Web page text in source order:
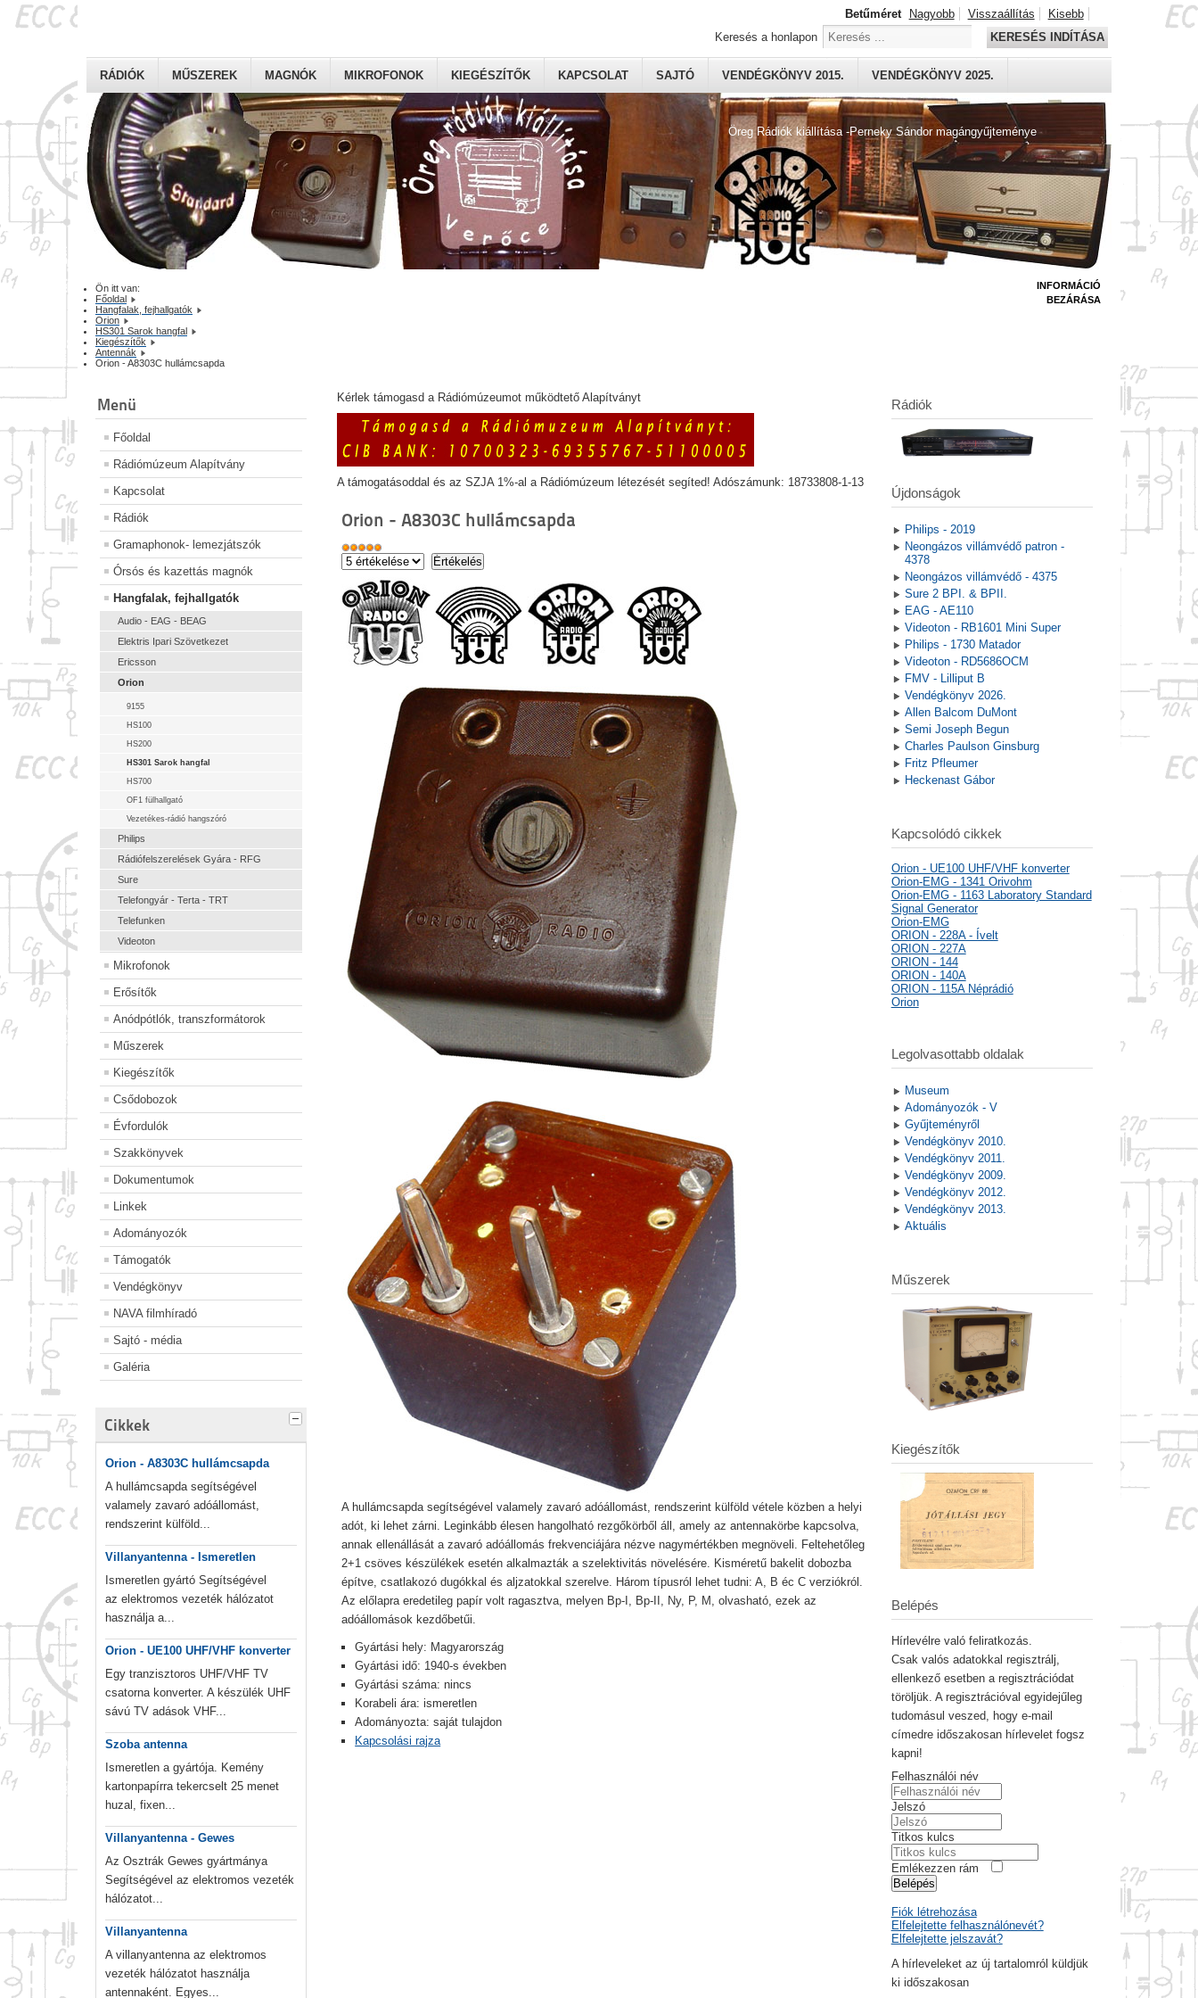
Öreg Rádiók kiállítása -Perneky Sándor magángyűjteménye
RÁDIÓK MŰSZEREK MAGNÓK MIKROFONOK KIEGÉSZÍTŐK KAPCSOLAT SAJTÓ VENDÉGKÖNYV 2015. VENDÉGKÖNYV 2025.
Betűméret Nagyobb Visszaállítás
Kisebb
Keresés a honlapon
KERESÉS INDÍTÁSA
Ön itt van:
Főoldal
Hangfalak, fejhallgatók
Orion
HS301 Sarok hangfal
Kiegészítők
Antennák
Orion - A8303C hullámcsapda
Menü
Főoldal
Rádiómúzeum Alapítvány
Kapcsolat
Rádiók
Gramaphonok- lemezjátszók
Órsós és kazettás magnók
Hangfalak, fejhallgatók
Audio - EAG - BEAG
Elektris Ipari Szövetkezet
Ericsson
Orion
9155
HS100
HS200
HS301 Sarok hangfal
HS700
OF1 fülhallgató
Vezetékes-rádió hangszóró
Philips
Rádiófelszerelések Gyára - RFG
Sure
Telefongyár - Terta - TRT
Telefunken
Videoton
Mikrofonok
Erősítők
Anódpótlók, transzformátorok
Műszerek
Kiegészítők
Csődobozok
Évfordulók
Szakkönyvek
Dokumentumok
Linkek
Adományozók
Támogatók
Vendégkönyv
NAVA filmhíradó
Sajtó - média
Galéria
Cikkek
Orion - A8303C hullámcsapda
A hullámcsapda segítségével
valamely zavaró adóállomást,
rendszerint külföld...
Villanyantenna - Ismeretlen
Ismeretlen gyártó Segítségével
az elektromos vezeték hálózatot
használja a...
Orion - UE100 UHF/VHF konverter
Egy tranzisztoros UHF/VHF TV
csatorna konverter. A készülék UHF
sávú TV adások VHF...
Szoba antenna
Ismeretlen a gyártója. Kemény
kartonpapírra tekercselt 25 menet
huzal, fixen...
Villanyantenna - Gewes
Az Osztrák Gewes gyártmánya
Segítségével az elektromos vezeték
hálózatot...
Villanyantenna
A villanyantenna az elektromos
vezeték hálózatot használja
antennaként. Egyes...
Kérlek támogasd a Rádiómúzeumot működtető Alapítványt
A támogatásoddal és az SZJA 1%-al a Rádiómúzeum létezését segíted! Adószámunk: 18733808-1-13
Orion - A8303C hullámcsapda
A hullámcsapda segítségével valamely zavaró adóállomást, rendszerint külföld vétele közben a helyi
adót, ki lehet zárni. Leginkább élesen hangolható rezgőkörből áll, amely az antennakörbe kapcsolva,
annak ellenállását a zavaró adóállomás frekvenciájára nézve nagymértékben megnöveli. Feltehetőleg
2+1 csöves készülékek esetén alkalmazták a szelektivitás növelésére. Kisméretű bakelit dobozba
építve, csatlakozó dugókkal és aljzatokkal szerelve. Három típusról lehet tudni: A, B éc C verziókról.
Az előlapra eredetileg papír volt ragasztva, melyen Bp-I, Bp-II, Ny, P, M, olvasható, ezek az
adóállomások kezdőbetűi.
Gyártási hely: Magyarország
Gyártási idő: 1940-s években
Gyártási száma: nincs
Korabeli ára: ismeretlen
Adományozta: saját tulajdon
Kapcsolási rajza
INFORMÁCIÓ
BEZÁRÁSA
Rádiók
Újdonságok
Philips - 2019
Neongázos villámvédő patron -
4378
Neongázos villámvédő - 4375
Sure 2 BPI. & BPII.
EAG - AE110
Videoton - RB1601 Mini Super
Philips - 1730 Matador
Videoton - RD5686OCM
FMV - Lilliput B
Vendégkönyv 2026.
Allen Balcom DuMont
Semi Joseph Begun
Charles Paulson Ginsburg
Fritz Pfleumer
Heckenast Gábor
Kapcsolódó cikkek
Orion - UE100 UHF/VHF konverter
Orion-EMG - 1341 Orivohm
Orion-EMG - 1163 Laboratory Standard
Signal Generator
Orion-EMG
ORION - 228A - Ívelt
ORION - 227A
ORION - 144
ORION - 140A
ORION - 115A Néprádió
Orion
Legolvasottabb oldalak
Museum
Adományozók - V
Gyűjteményről
Vendégkönyv 2010.
Vendégkönyv 2011.
Vendégkönyv 2009.
Vendégkönyv 2012.
Vendégkönyv 2013.
Aktuális
Műszerek
Kiegészítők
Belépés
Hírlevélre való feliratkozás.
Csak valós adatokkal regisztrálj,
ellenkező esetben a regisztrációdat
töröljük. A regisztrációval egyidejűleg
tudomásul veszed, hogy e-mail
címedre időszakosan hírlevelet fogsz
kapni!
Felhasználói név
Jelszó
Titkos kulcs
Emlékezzen rám
Belépés
Fiók létrehozása
Elfelejtette felhasználónevét?
Elfelejtette jelszavát?
A hírleveleket az új tartalomról küldjük
ki időszakosan